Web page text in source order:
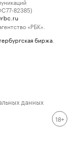
82385)
«РБК».
биржа
данных
18+